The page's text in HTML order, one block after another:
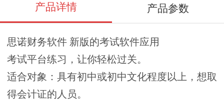
产品详情 产品参数
思诺财务软件 新版的考试软件应用
考试平台练习，让你轻松过关。
适合对象：具有初中或初中文化程度以上，想取
得会计证的人员。